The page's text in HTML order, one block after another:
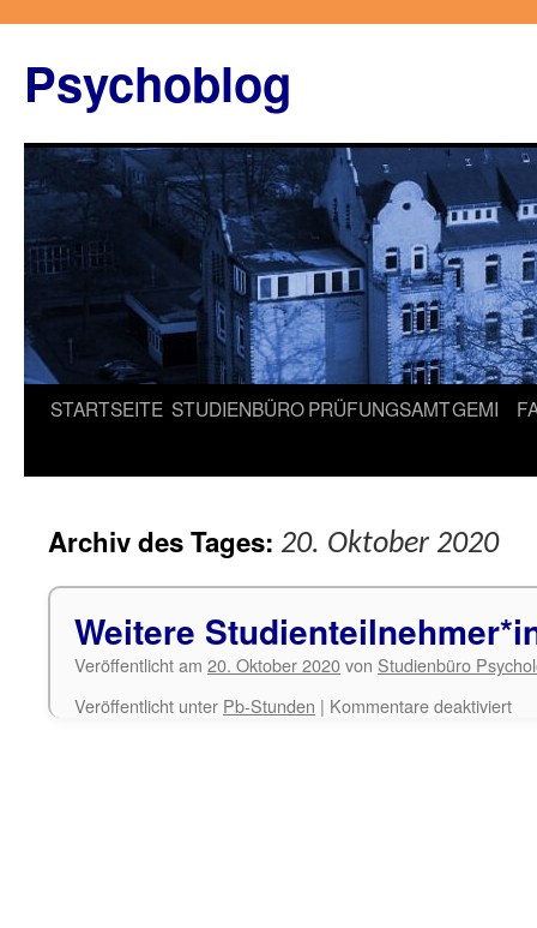
springen
Psychoblog
STARTSEITE STUDIENBÜROPRÜFUNGSAMTGEMI
Archiv des Tages: 20. Oktober 2020
Weitere
Veröffentlicht am 20. Oktober 2020von Studienbüro
Veröffentlicht unter Pb-Stunden | Kommentare deaktiviertfür